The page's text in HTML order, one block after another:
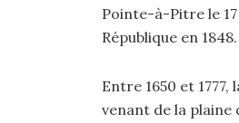
Pointe-à-Pitre le
République en
Entre 1650 et
venant de la plaine